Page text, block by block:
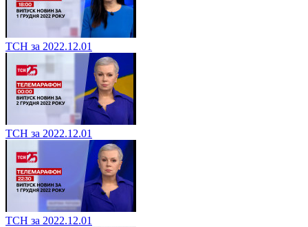
ТСН за 2022.12.01
ТСН за 2022.12.01
ТСН за 2022.12.01